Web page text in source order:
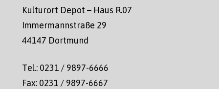
Kulturort Depot – Haus R.07
Immermannstraße 29
44147 Dortmund
Tel.: 0231 / 9897-6666
Fax: 0231 / 9897-6667